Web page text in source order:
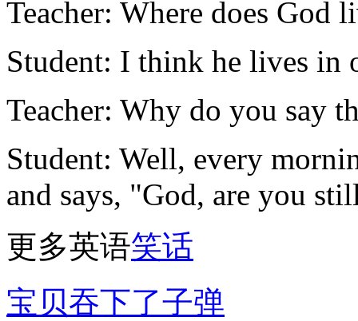
Teacher: Where does God
Student: I think he lives in
Teacher: Why do you say
Student: Well, every
and says, "God, are you
更多英语笑话
宝贝吞下了子弹